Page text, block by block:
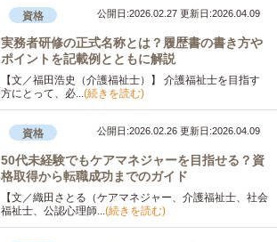
資格 公開日:2026.02.27 更新日:2026.04.09
実務者研修の正式名称とは？履歴書の書き方や
ポイントを記載例とともに解説
【文／福田浩史（介護福祉士）】 介護福祉士を目指す
方にとって、必...(続きを読む)
資格 公開日:2026.02.26 更新日:2026.04.09
50代未経験でもケアマネジャーを目指せる？資
格取得から転職成功までのガイド
【文／織田さとる（ケアマネジャー、介護福祉士、社会
福祉士、公認心理師...(続きを読む)